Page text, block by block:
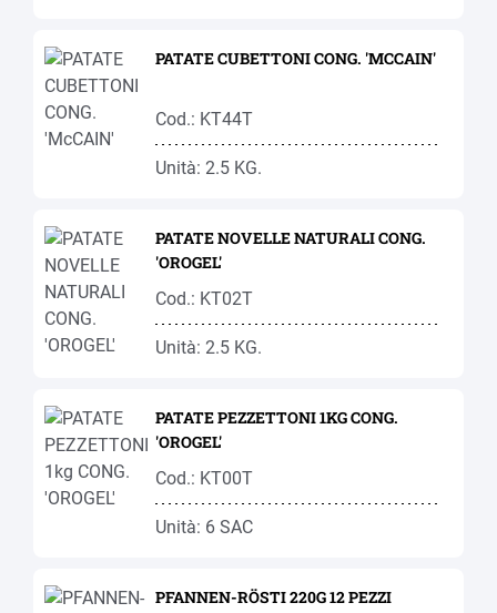
PATATE CUBETTONI CONG. 'MCCAIN'
Cod.: KT44T
Unità: 2.5 KG.
PATATE NOVELLE NATURALI CONG.
'OROGEL'
Cod.: KT02T
Unità: 2.5 KG.
PATATE PEZZETTONI 1KG CONG.
'OROGEL'
Cod.: KT00T
Unità: 6 SAC
PFANNEN-RÖSTI 220G 12 PEZZI